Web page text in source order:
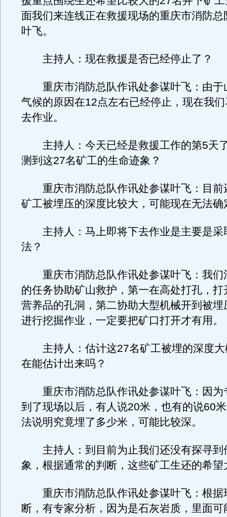
面我们来连线正在救援现场的重庆市消防总
叶飞。
主持人：现在救援是否已经停止了？
重庆市消防总队作讯处参谋叶飞：由于
气候的原因在12点左右已经停止，现在我
去作业。
主持人：今天已经是救援工作的第5天
测到这27名矿工的生命迹象？
重庆市消防总队作讯处参谋叶飞：目前
矿工被埋压的深度比较大，可能现在无法确
主持人：马上即将下去作业是主要是采
法？
重庆市消防总队作讯处参谋叶飞：我们
的任务协助矿山救护，第一在高处打孔，打
营养品的孔洞，第二协助大型机械开到被埋
进行挖掘作业，一定要把矿口打开才有用。
主持人：估计这27名矿工被埋的深度大
在能估计出来吗？
重庆市消防总队作讯处参谋叶飞：因为
到了现场以后，有人说20米，也有的说60
法说明究竟埋了多少米，可能比较深。
主持人：到目前为止我们还没有探寻到
象，根据通常的判断，这些矿工生还的希望
重庆市消防总队作讯处参谋叶飞：根据
断，有专家分析，因为是石灰岩质，里面